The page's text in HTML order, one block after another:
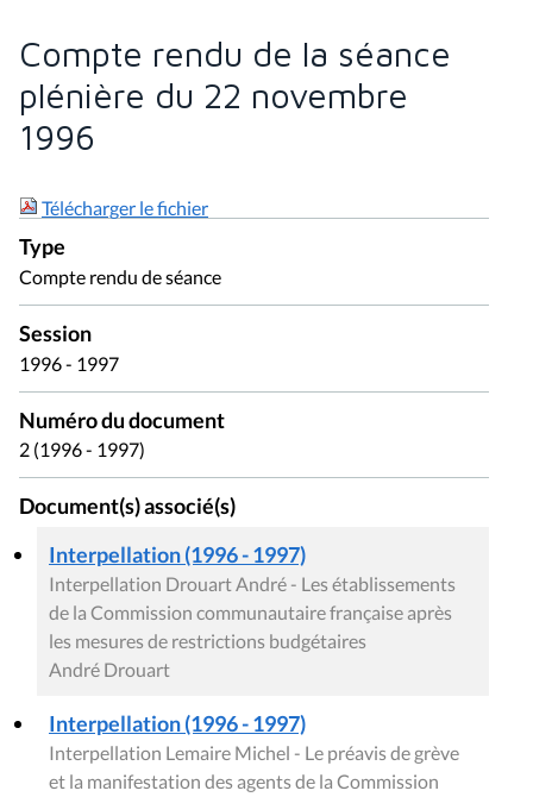
Compte rendu de la séance
plénière du 22 novembre
1996
Télécharger le fichier
Type
Compte rendu de séance
Session
1996 - 1997
Numéro du document
2 (1996 - 1997)
Document(s) associé(s)
Interpellation (1996 - 1997)
Interpellation Drouart André - Les établissements
de la Commission communautaire française après
les mesures de restrictions budgétaires
André Drouart
Interpellation (1996 - 1997)
Interpellation Lemaire Michel - Le préavis de grève
et la manifestation des agents de la Commission